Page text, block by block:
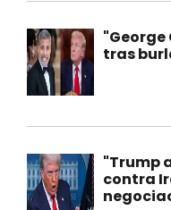
"George
tras
"Trump
contra